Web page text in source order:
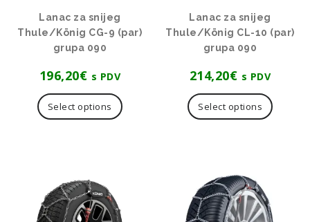
Lanac za snijeg
Thule/König CG-9 (par)
grupa 090
196,20€ s PDV
Select options
Lanac za snijeg
Thule/König CL-10 (par)
grupa 090
214,20€ s PDV
Select options